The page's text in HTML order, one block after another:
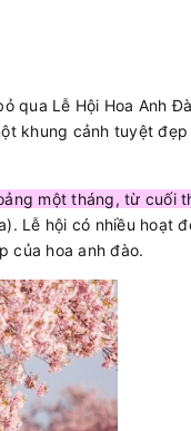
qua Lễ Hội Hoa Anh
khung cảnh tuyệt
một tháng, từ cuối
Lễ hội có nhiều hoạt
của hoa anh đào.